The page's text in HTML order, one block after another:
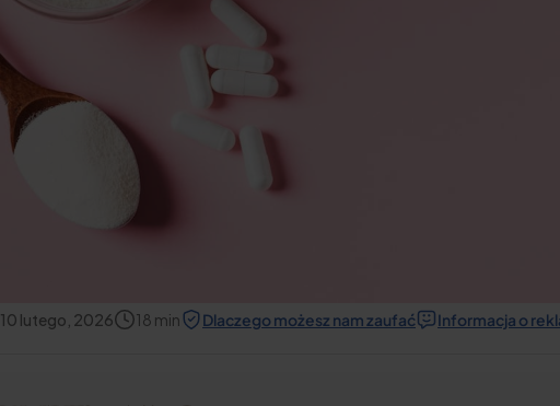
10 lutego, 2026 18 min Dlaczego możesz nam zaufać Informacja o